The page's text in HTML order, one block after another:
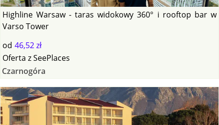
Highline Warsaw - taras widokowy 360° i rooftop bar w
Varso Tower
od 46,52 zł
Oferta zSeePlaces
Czarnogóra